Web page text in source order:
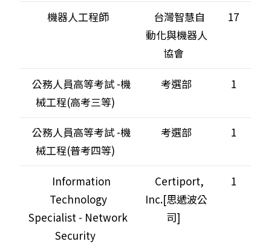
機器人工程師
台灣智慧自
動化與機器人
協會
17
公務人員高等考試 -機
械工程(高考三等)
考選部 1
公務人員高等考試 -機
械工程(普考四等)
考選部 1
Information
Technology
Specialist - Network
Security
Certiport,
Inc.[思遞波公
司]
1